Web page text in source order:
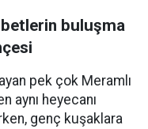
buluşma
pek çok Meramlı
aynı heyecanı
genç kuşaklara